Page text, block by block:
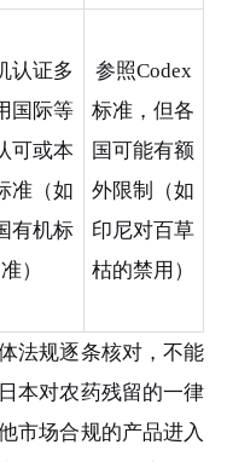
认证多
国际等
可或本
准（如
有机标
准）
参照Codex
标准，但各
国可能有额
外限制（如
印尼对百草
枯的禁用）
规逐条核对，不能
本对农药残留的一律
市场合规的产品进入